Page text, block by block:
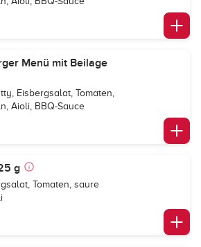
Menü mit Beilage
Eisbergsalat, Tomaten,
Aioli, BBQ-Sauce
g
Tomaten, saure